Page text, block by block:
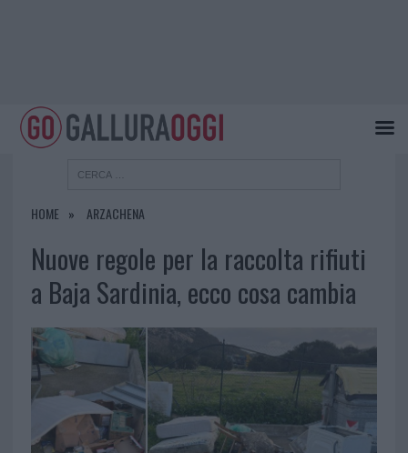
HOME ARZACHENA
Nuove regole per la raccolta rifiuti
a Baja Sardinia, ecco cosa cambia